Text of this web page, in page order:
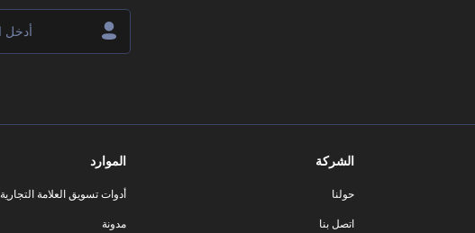
الشركة
حولنا
اتصل بنا
الموارد
أدوات تسويق العلامة التجارية
مدونة